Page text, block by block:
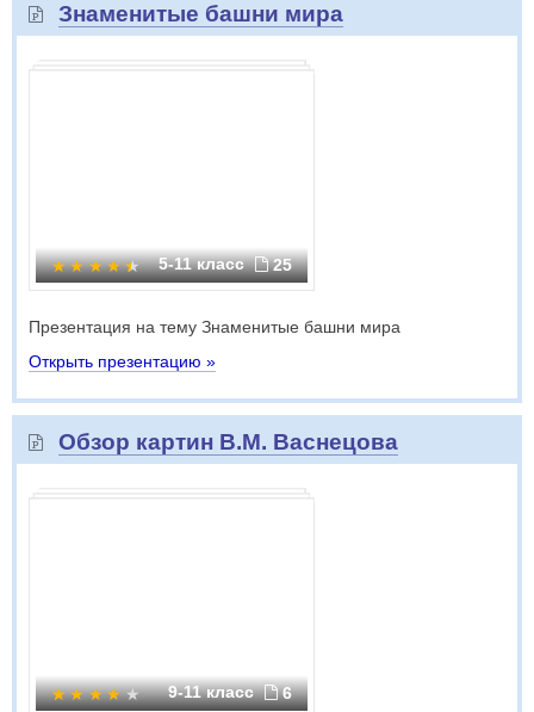
Знаменитые башни мира
5-11 класс 25
Презентация на тему Знаменитые башни мира
Открыть презентацию »
Обзор картин В.М. Васнецова
9-11 класс 6